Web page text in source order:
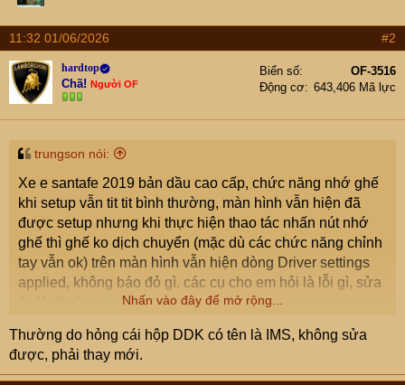
11:32 01/06/2026 #2
hardtop
Chã! Người OF
Biển số
OF-3516
Động cơ
643,406 Mã lực
trungson nói:
Xe e santafe 2019 bản dầu cao cấp, chức năng nhớ ghế
khi setup vẫn tit tit bình thường, màn hình vẫn hiện đã
được setup nhưng khi thực hiện thao tác nhấn nút nhớ
ghế thì ghế ko dịch chuyển (mặc dù các chức năng chỉnh
tay vẫn ok) trên màn hình vẫn hiện dòng Driver settings
applied, không báo đỏ gì. các cụ cho em hỏi là lỗi gì, sửa
ở đâu? các cụ cho em xin cao kiến ạ.
Nhấn vào đây để mở rộng...
Thường do hỏng cái hộp DDK có tên là IMS, không sửa
được, phải thay mới.